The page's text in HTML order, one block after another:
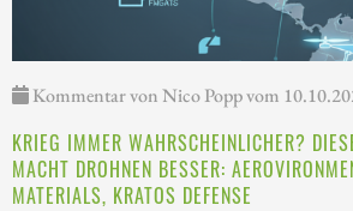
Kommentar von Nico Popp vom
KRIEG IMMER WAHRSCHEINLICHER?
MACHT DROHNEN BESSER:
MATERIALS, KRATOS DEFENSE